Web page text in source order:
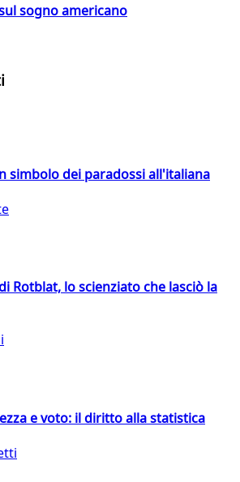
sogno americano
simbolo dei paradossi all'italiana
Rotblat, lo scienziato che lasciò la
e voto: il diritto alla statistica